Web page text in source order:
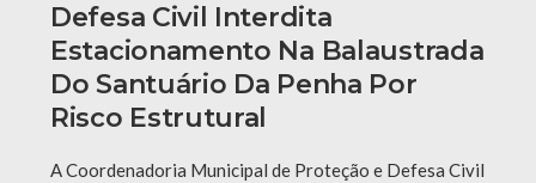
Defesa Civil Interdita
Estacionamento Na Balaustrada
Do Santuário Da Penha Por
Risco Estrutural
A Coordenadoria Municipal de Proteção e Defesa Civil